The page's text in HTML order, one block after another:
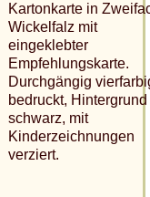
Kartonkarte in
Wickelfalz mit
eingeklebter
Empfehlungskarte.
Durchgängig
bedruckt, Hintergrund
schwarz, mit
Kinderzeichnungen
verziert.